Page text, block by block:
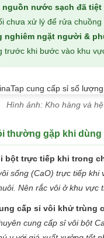
nguồn nước sạch đã tiệt
chưa xử lý để rửa chuồng
nghiêm ngặt người &
trước khi bước vào khu
Hình ảnh: Kho hàng và
thường gặp khi
bột trực tiếp khi trong
sống (CaO) trực tiếp
Nên rắc vôi ở khu vực
cấp sỉ vôi khử trùng
cung cấp sỉ vôi bột